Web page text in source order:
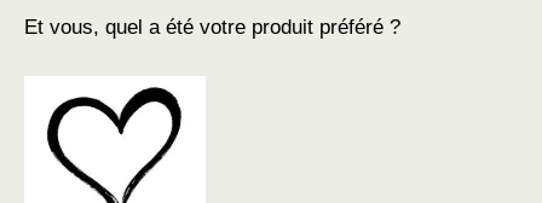
Et vous, quel a été votre produit préféré ?